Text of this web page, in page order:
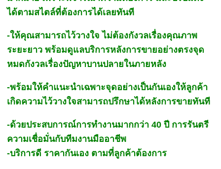
ได้ตามสไตล์ที่ต้องการได้เลยทันที
-ให้คุณสามารถไว้วางใจ ไม่ต้องกังวลเรื่องคุณภาพ
ระยะยาว พร้อมดูแลบริการหลังการขายอย่างตรงจุด
หมดกังวลเรื่องปัญหาบานปลายในภายหลัง
-พร้อมให้คำแนะนำเฉพาะจุดอย่างเป็นกันเองให้ลูกค้า
เกิดความไว้วางใจสามารถปรึกษาได้หลังการขายทันที
-ด้วยประสบการณ์การทำงานมากกว่า 40 ปี การรันตรี
ความเชื่อมั่นกับทีมงานมืออาชีพ
-บริการดี ราคากันเอง ตามที่ลูกค้าต้องการ